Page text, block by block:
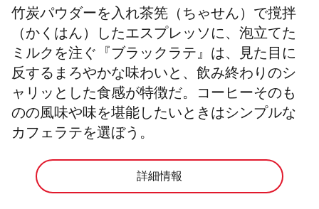
竹炭パウダーを入れ茶筅（ちゃせん）で撹拌
（かくはん）したエスプレッソに、泡立てた
ミルクを注ぐ『ブラックラテ』は、見た目に
反するまろやかな味わいと、飲み終わりのシ
ャリッとした食感が特徴だ。コーヒーそのも
のの風味や味を堪能したいときはシンプルな
カフェラテを選ぼう。
詳細情報